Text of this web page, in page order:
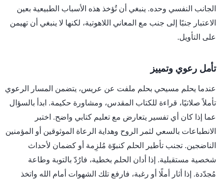
الجانب النفسي وحده. ينبغي أن تُؤخذ هذه الأسباب الطبيعية بعين
الاعتبار جنبًا إلى جنب مع المعاني اللاهوتية، لكنها لا ينبغي أن تهيمن
على التأويل.
تأمل رعوي وتمييز
عندما يحلم مسيحي بحلم ملفت عن عريس، يتضمن المسار الرعوي
تأملاً صلاتيًا، قراءة للكتاب المقدس، ومشاورة حكيمة. ابدأ بالسؤال
عما إذا كان أي تفسير يتعارض مع تعليم كتابي واضح. اختبر
الانطباعات بالسعي لثمر الروح وهداية الرعاة الموثوقين أو المؤمنين
الناضجين. تجنب تأطير الحلم كنبوّة مُلزِمة أو كضمان لأحداث
شخصية مستقبلية. إذا أدان الحلم بخطية، فارُدّ بالتوبة وطاعة
مُجدّدة. إذا أثار أملًا أو رغبة، فارفع تلك الشهوات أمام الله واتخذ